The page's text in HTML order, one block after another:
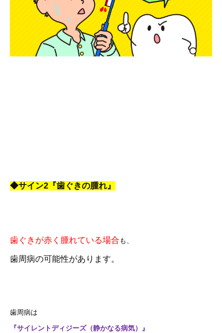
◆サイン2『歯ぐきの腫れ』
歯ぐきが赤く腫れている場合も、
歯周病の可能性があります。
歯周病は
『サイレントディジーズ（静かなる病気）』